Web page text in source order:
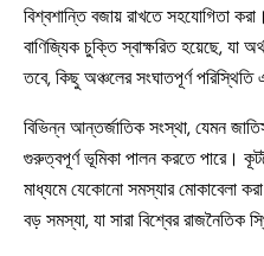
বিশ্বশান্তি বজায় রাখতে সহযোগিতা
বাণিজ্যিক চুক্তি স্বাক্ষরিত হয়েছে, যা
তবে, কিছু অঞ্চলের সংঘাতপূর্ণ
বিভিন্ন আন্তর্জাতিক সংস্থা, যেমন
গুরুত্বপূর্ণ ভূমিকা পালন করতে পারে।
মাধ্যমে যেকোনো সমস্যার মোকাবেলা
বড় সমস্যা, যা সারা বিশ্বের রাজনৈতিক